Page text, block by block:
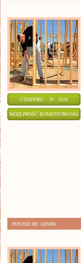
CZERWIEC - 30 - 2026
MOŻLIWOŚĆ KOMENTOWANIA
POSTED BY ADMIN